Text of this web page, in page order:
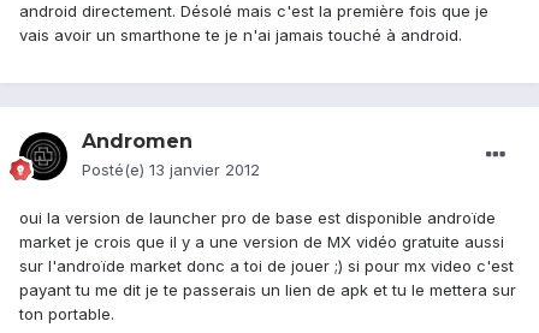
android directement. Désolé mais c'est la première fois que je
vais avoir un smarthone te je n'ai jamais touché à android.
Andromen
Posté(e) 13 janvier 2012
oui la version de launcher pro de base est disponible androïde
market je crois que il y a une version de MX vidéo gratuite aussi
sur l'androïde market donc a toi de jouer ;) si pour mx video c'est
payant tu me dit je te passerais un lien de apk et tu le mettera sur
ton portable.